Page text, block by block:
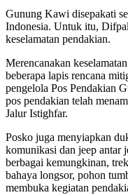
Gunung Kawi disepakati
Indonesia. Untuk itu,
keselamatan pendakian.
Merencanakan
beberapa lapis rencana
pengelola Pos Pendakian
pos pendakian telah
Jalur Istighfar.
Posko juga menyiapkan
komunikasi dan jeep antar
berbagai kemungkinan,
bahaya longsor, pohon
membuka kegiatan